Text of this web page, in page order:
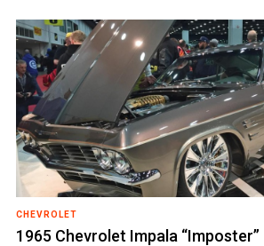
CHEVROLET
1965 Chevrolet Impala “Imposter”